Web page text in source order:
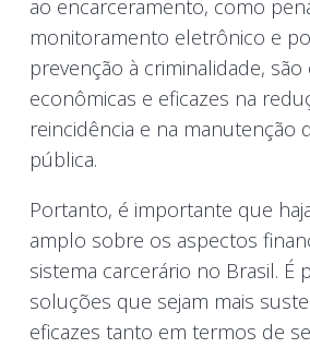
ao encarceramento, como
monitoramento eletrônico e
prevenção à criminalidade,
econômicas e eficazes na
reincidência e na manutenção
pública.
Portanto, é importante que
amplo sobre os aspectos
sistema carcerário no Brasil. É
soluções que sejam mais
eficazes tanto em termos de